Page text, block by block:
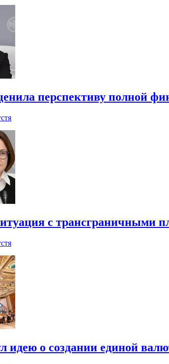
перспективу полной
с трансграничными
идею о создании единой